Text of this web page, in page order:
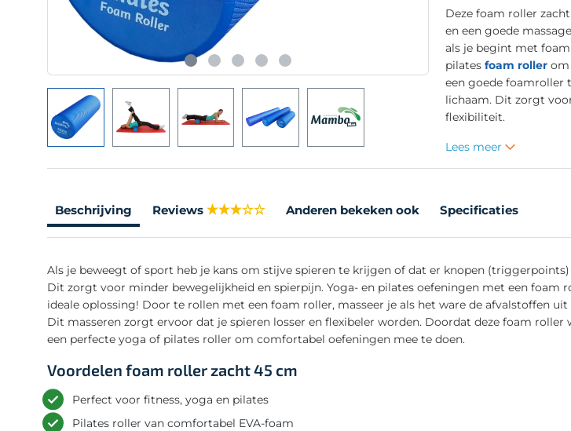
Deze foam roller
en een goede
als je begint met
pilates foam rollerom
een goede foamroller
lichaam. Dit zorgt
flexibiliteit.
Lees meer
Beschrijving Reviews Anderen bekeken ook Specificaties
Als je beweegt of sport heb je kans om stijve spieren te krijgen of dat er knopen
Dit zorgt voor minder bewegelijkheid en spierpijn. Yoga- en pilates oefeningen met een foam
ideale oplossing! Door te rollen met een foam roller, masseer je als het ware de afvalstoffen uit
Dit masseren zorgt ervoor dat je spieren losser en flexibeler worden. Doordat deze foam roller
een perfecte yoga of pilates roller om comfortabel oefeningen mee te doen.
Voordelen foam roller zacht 45 cm
Perfect voor fitness, yoga en pilates
Pilates roller van comfortabel EVA-foam